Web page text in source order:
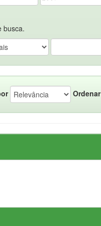
busca.
Ordenar